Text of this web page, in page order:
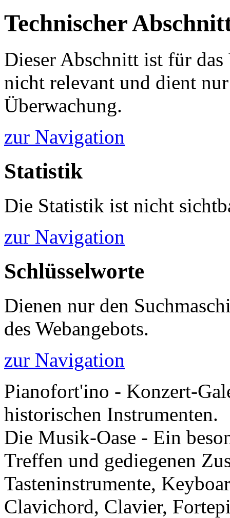
Technischer
Dieser Abschnitt ist für das
nicht relevant und dient
Überwachung.
zur Navigation
Statistik
Die Statistik ist nicht
zur Navigation
Schlüsselworte
Dienen nur den
des Webangebots.
zur Navigation
Pianofort'ino - Konzert-
historischen Instrumenten.
Die Musik-Oase - Ein
Treffen und gediegenen
Tasteninstrumente,
Clavichord, Clavier,